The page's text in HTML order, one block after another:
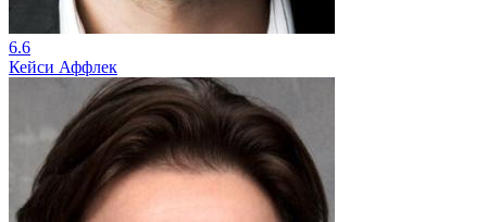
6.6
Кейси Аффлек